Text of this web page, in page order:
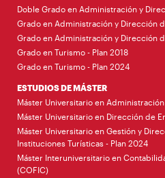
Doble Grado en Administración y
Grado en Administración y Dirección
Grado en Administración y Dirección
Grado en Turismo - Plan 2018
Grado en Turismo - Plan 2024
ESTUDIOS DE MÁSTER
Máster Universitario en
Máster Universitario en Dirección de
Máster Universitario en Gestión y
Instituciones Turísticas - Plan 2024
Máster Interuniversitario en
(COFIC)